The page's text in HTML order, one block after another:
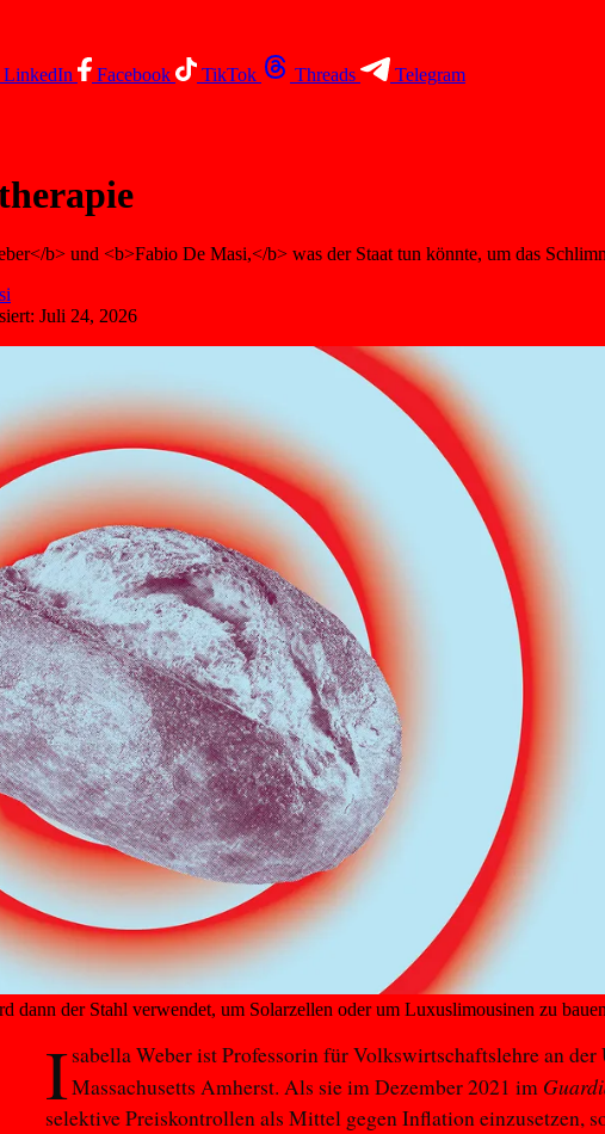
LinkedIn Facebook TikTok Threads
Telegram
b> und <b>Fabio De Masi,</b> was der Staat tun könnte, um das
Juli 24, 2026
dann der Stahl verwendet, um Solarzellen oder um Luxuslimousinen zu
Isabella Weber ist Professorin für Volkswirtschaftslehre an
Massachusetts Amherst. Als sie im Dezember 2021 im
selektive Preiskontrollen als Mittel gegen Inflation einzusetzen,